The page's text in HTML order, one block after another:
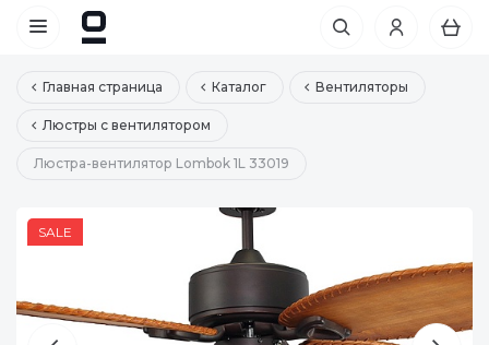
Главная страница Каталог Вентиляторы
Люстры с вентилятором
Люстра-вентилятор Lombok 1L 33019
SALE
SALE
SALE
SALE
SALE